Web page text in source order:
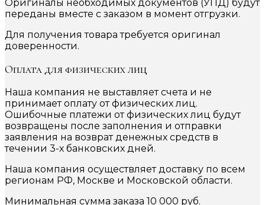
Оригиналы необходимых документов (УПД) будут
переданы вместе с заказом в момент отгрузки.
Для получения товара требуется оригинал
доверенности.
Оплата для физических лиц
Наша компания не выставляет счета и не
принимает оплату от физических лиц.
Ошибочные платежи от физических лиц будут
возвращены после заполнения и отправки
заявления на возврат денежных средств в
течении 3-х банковских дней.
Наша компания осуществляет доставку по всем
регионам РФ, Москве и Московской области.
Минимальная сумма заказа 10 000 руб.